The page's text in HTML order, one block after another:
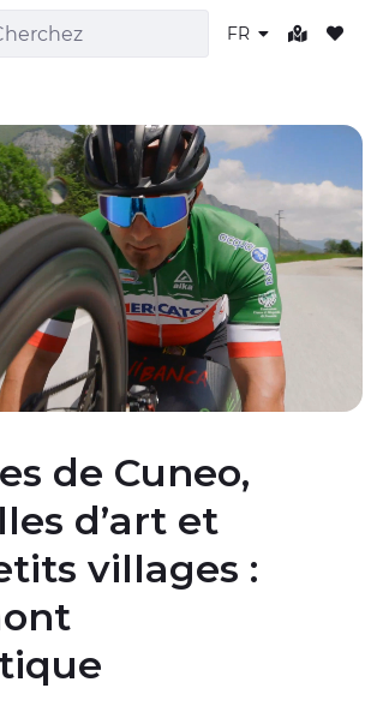
FR
FR
ÊTRE
de Cuneo,
d’art et
villages :